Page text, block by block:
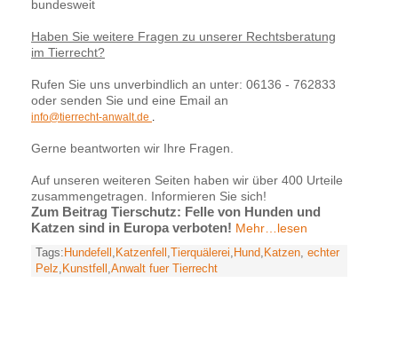
bundesweit
Haben Sie weitere Fragen zu unserer Rechtsberatung
im Tierrecht?
Rufen Sie uns unverbindlich an unter: 06136 - 762833
oder senden Sie und eine Email an
info@tierrecht-anwalt.de
Gerne beantworten wir Ihre Fragen.
Auf unseren weiteren Seiten haben wir über 400 Urteile
zusammengetragen. Informieren Sie sich!
Zum Beitrag Tierschutz: Felle von Hunden und
Katzen sind in Europa verboten! Mehr…lesen
Tags: Hundefell Katzenfell Tierquälerei Hund Katzen echter
Pelz Kunstfell Anwalt fuer Tierrecht